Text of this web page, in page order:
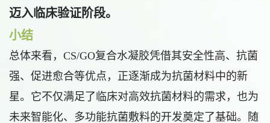
迈入临床验证阶段。
小结
总体来看，CS/GO复合水凝胶凭借其安全性高、抗菌
强、促进愈合等优点，正逐渐成为抗菌材料中的新
星。它不仅满足了临床对高效抗菌材料的需求，也为
未来智能化、多功能抗菌敷料的开发奠定了基础。随